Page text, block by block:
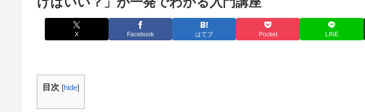
X Facebook はてブ Pocket LINE
目次 [hide]